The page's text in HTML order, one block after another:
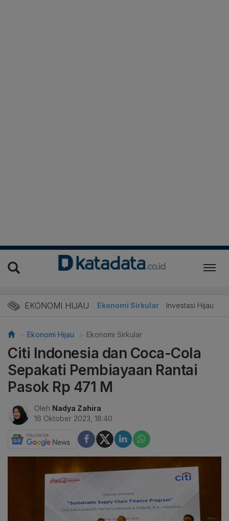
EKONOMI HIJAU
Energi Baru Ekonomi Sirkular Investasi Hijau
Ekonomi Hijau Ekonomi Sirkular
Citi Indonesia dan Coca-Cola
Sepakati Pembiayaan Rantai
Pasok Rp 471 M
Oleh Nadya Zahira
16 Oktober 2023, 18:40